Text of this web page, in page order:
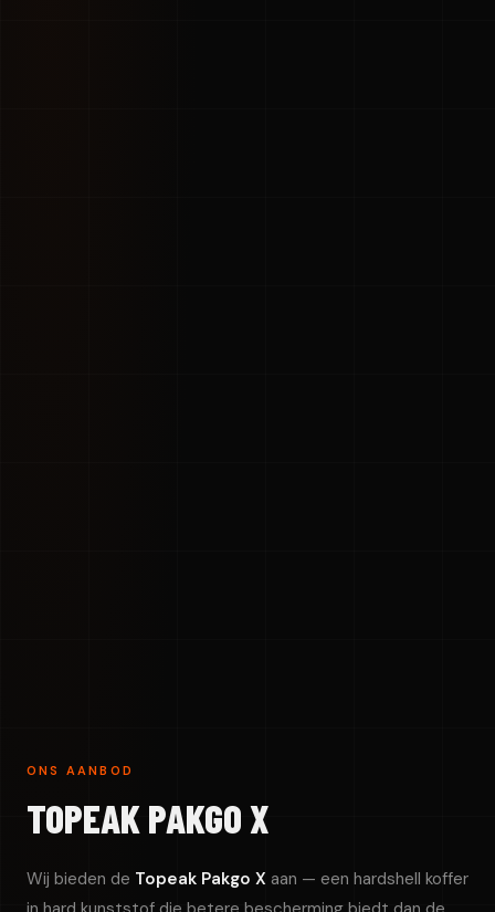
ONS AANBOD
TOPEAK PAKGO X
Wij bieden de Topeak Pakgo X aan — een hardshell koffer